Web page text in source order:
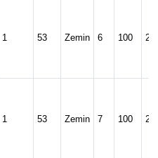
1 53 Zemin 6 100
1 53 Zemin 7 100